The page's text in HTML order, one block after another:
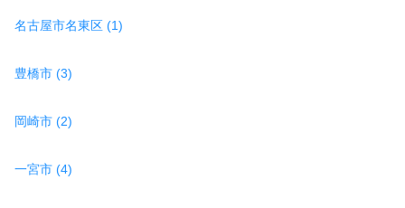
名古屋市名東区 (1)
豊橋市 (3)
岡崎市 (2)
一宮市 (4)